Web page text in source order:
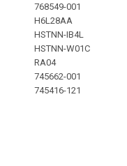
768549-001
H6L28AA
HSTNN-IB4L
HSTNN-W01C
RA04
745662-001
745416-121